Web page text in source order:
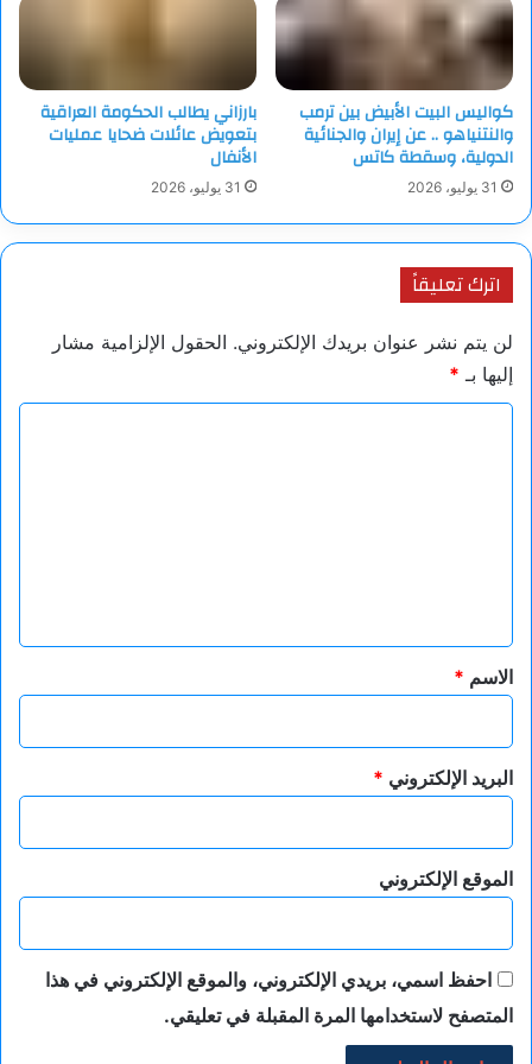
كواليس البيت الأبيض بين ترمب
والنتنياهو .. عن إيران والجنائية
الدولية، وسقطة كاتس
31 يوليو، 2026
بارزاني يطالب الحكومة العراقية
بتعويض عائلات ضحايا عمليات
الأنفال
31 يوليو، 2026
اترك تعليقاً
لن يتم نشر عنوان بريدك الإلكتروني. الحقول الإلزامية مشار
إليها بـ *
*
الاسم *
البريد الإلكتروني *
الموقع الإلكتروني
احفظ اسمي، بريدي الإلكتروني، والموقع الإلكتروني في هذا
المتصفح لاستخدامها المرة المقبلة في تعليقي.